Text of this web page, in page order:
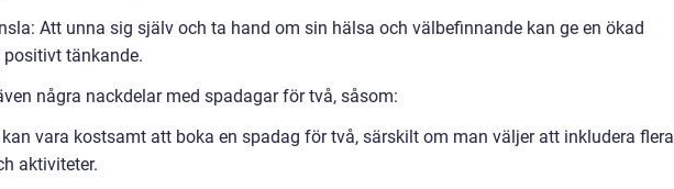
Att unna sig själv och ta hand om sin hälsa och välbefinnande kan ge en ökad
tänkande.
några nackdelar med spadagar för två, såsom:
vara kostsamt att boka en spadag för två, särskilt om man väljer att inkludera flera
aktiviteter.